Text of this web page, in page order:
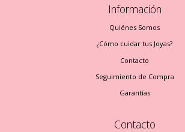
Información
Quiénes Somos
¿Cómo cuidar tus Joyas?
Contacto
Seguimiento de Compra
Garantías
Contacto